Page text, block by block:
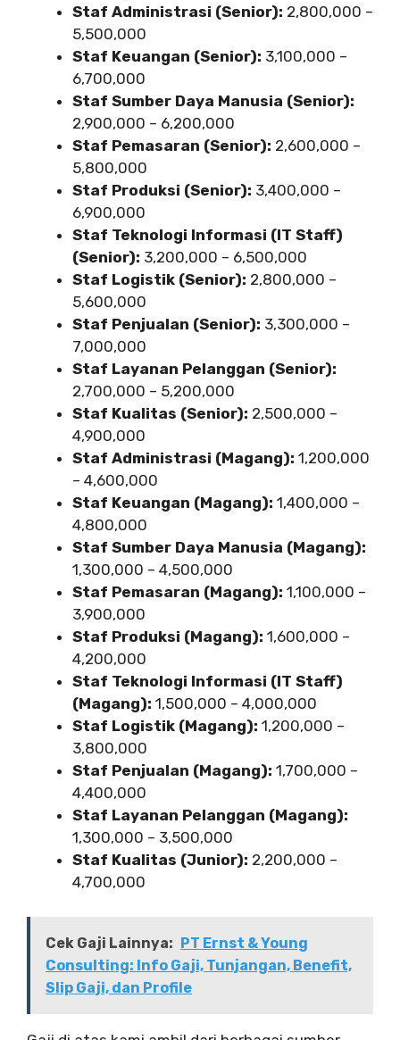
Staf Administrasi (Senior): 2,800,000 –
5,500,000
Staf Keuangan (Senior): 3,100,000 –
6,700,000
Staf Sumber Daya Manusia (Senior):
2,900,000 – 6,200,000
Staf Pemasaran (Senior): 2,600,000 –
5,800,000
Staf Produksi (Senior): 3,400,000 –
6,900,000
Staf Teknologi Informasi (IT Staff)
(Senior): 3,200,000 – 6,500,000
Staf Logistik (Senior): 2,800,000 –
5,600,000
Staf Penjualan (Senior): 3,300,000 –
7,000,000
Staf Layanan Pelanggan (Senior):
2,700,000 – 5,200,000
Staf Kualitas (Senior): 2,500,000 –
4,900,000
Staf Administrasi (Magang): 1,200,000
– 4,600,000
Staf Keuangan (Magang): 1,400,000 –
4,800,000
Staf Sumber Daya Manusia (Magang):
1,300,000 – 4,500,000
Staf Pemasaran (Magang): 1,100,000 –
3,900,000
Staf Produksi (Magang): 1,600,000 –
4,200,000
Staf Teknologi Informasi (IT Staff)
(Magang): 1,500,000 – 4,000,000
Staf Logistik (Magang): 1,200,000 –
3,800,000
Staf Penjualan (Magang): 1,700,000 –
4,400,000
Staf Layanan Pelanggan (Magang):
1,300,000 – 3,500,000
Staf Kualitas (Junior): 2,200,000 –
4,700,000
Cek Gaji Lainnya: PT Ernst & Young
Consulting: Info Gaji, Tunjangan, Benefit,
Slip Gaji, dan Profile